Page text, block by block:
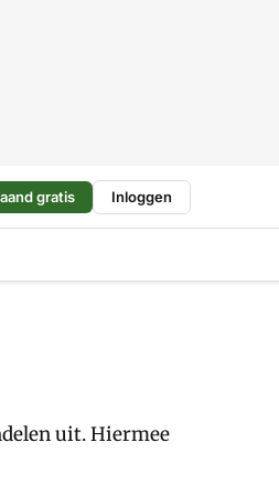
gratis Inloggen
uit. Hiermee